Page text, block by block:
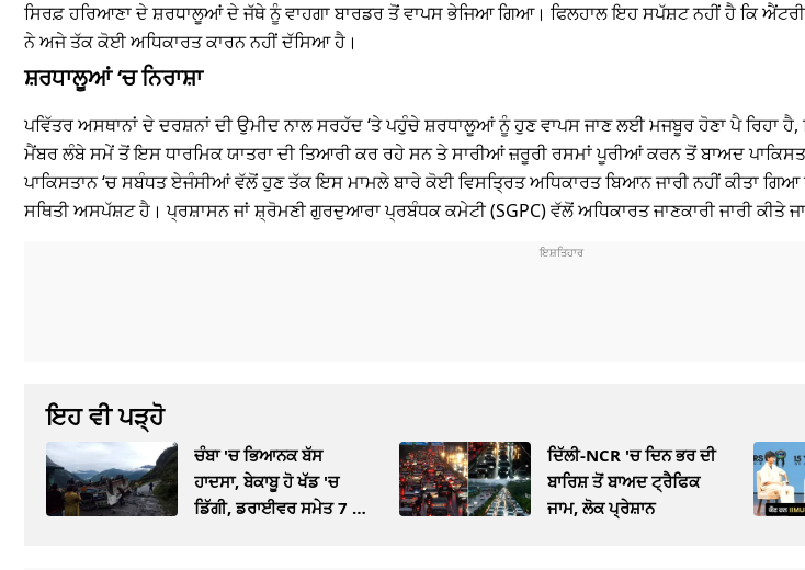
ਸਿਰਫ਼ ਹਰਿਆਣਾ ਦੇ ਸ਼ਰਧਾਲੂਆਂ ਦੇ ਜੱਥੇ ਨੂੰ ਵਾਹਗਾ ਬਾਰਡਰ ਤੋਂ ਵਾਪਸ ਭੇਜਿਆ ਗਿਆ। ਫਿਲਹਾਲ ਇਹ ਸਪੱਸ਼ਟ ਨਹੀਂ ਹੈ ਕਿ
ਨੇ ਅਜੇ ਤੱਕ ਕੋਈ ਅਧਿਕਾਰਤ ਕਾਰਨ ਨਹੀਂ ਦੱਸਿਆ ਹੈ।
ਸ਼ਰਧਾਲੂਆਂ ‘ਚ ਨਿਰਾਸ਼ਾ
ਪਵਿੱਤਰ ਅਸਥਾਨਾਂ ਦੇ ਦਰਸ਼ਨਾਂ ਦੀ ਉਮੀਦ ਨਾਲ ਸਰਹੱਦ ‘ਤੇ ਪਹੁੰਚੇ ਸ਼ਰਧਾਲੂਆਂ ਨੂੰ ਹੁਣ ਵਾਪਸ ਜਾਣ ਲਈ ਮਜਬੂਰ ਹੋਣਾ ਪੈ ਰਿਹਾ ਹੈ,
ਮੈਂਬਰ ਲੰਬੇ ਸਮੇਂ ਤੋਂ ਇਸ ਧਾਰਮਿਕ ਯਾਤਰਾ ਦੀ ਤਿਆਰੀ ਕਰ ਰਹੇ ਸਨ ਤੇ ਸਾਰੀਆਂ ਜ਼ਰੂਰੀ ਰਸਮਾਂ ਪੂਰੀਆਂ ਕਰਨ ਤੋਂ ਬਾਅਦ
ਪਾਕਿਸਤਾਨ ‘ਚ ਸਬੰਧਤ ਏਜੰਸੀਆਂ ਵੱਲੋਂ ਹੁਣ ਤੱਕ ਇਸ ਮਾਮਲੇ ਬਾਰੇ ਕੋਈ ਵਿਸਤ੍ਰਿਤ ਅਧਿਕਾਰਤ ਬਿਆਨ ਜਾਰੀ ਨਹੀਂ ਕੀਤਾ
ਸਥਿਤੀ ਅਸਪੱਸ਼ਟ ਹੈ। ਪ੍ਰਸ਼ਾਸਨ ਜਾਂ ਸ਼੍ਰੋਮਣੀ ਗੁਰਦੁਆਰਾ ਪ੍ਰਬੰਧਕ ਕਮੇਟੀ (SGPC) ਵੱਲੋਂ ਅਧਿਕਾਰਤ ਜਾਣਕਾਰੀ ਜਾਰੀ ਕੀਤੇ
ਇਹ ਵੀ ਪੜ੍ਹੋ
ਚੰਬਾ 'ਚ ਭਿਆਨਕ ਬੱਸ
ਹਾਦਸਾ, ਬੇਕਾਬੂ ਹੋ ਖੱਡ 'ਚ
ਡਿੱਗੀ, ਡਰਾਈਵਰ ਸਮੇਤ 7 ਦੀ
ਦਿੱਲੀ-NCR 'ਚ ਦਿਨ ਭਰ ਦੀ
ਬਾਰਿਸ਼ ਤੋਂ ਬਾਅਦ ਟ੍ਰੈਫਿਕ
ਜਾਮ, ਲੋਕ ਪ੍ਰੇਸ਼ਾਨ